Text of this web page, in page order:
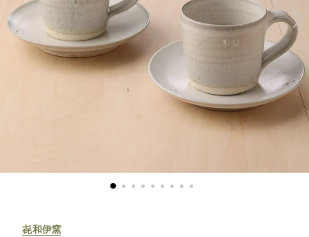
㐂和伊窯